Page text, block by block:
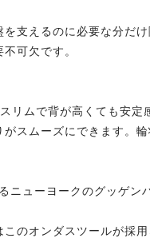
支えるのに必要な分だ
可欠です。
リムで背が高くても安定
スムーズにできます。
ューヨークのグッゲ
のオンダスツールが採用